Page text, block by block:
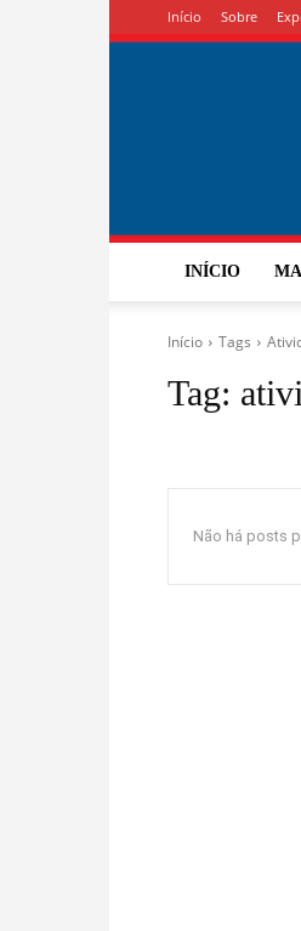
Início Sobre
INÍCIO
Início Tags
Tag:
Não há posts